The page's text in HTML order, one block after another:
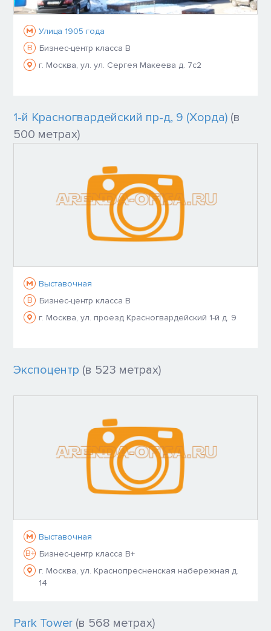
Улица 1905 года
B
Бизнес-центр класса B
г. Москва, ул. ул. Сергея Макеева д. 7с2
1-й Красногвардейский пр-д, 9 (Хорда) (в
500 метрах)
Выставочная
B
Бизнес-центр класса B
г. Москва, ул. проезд Красногвардейский 1-й д. 9
Экспоцентр (в 523 метрах)
Выставочная
B+ Бизнес-центр класса B+
г. Москва, ул. Краснопресненская набережная д.
14
Park Tower (в 568 метрах)